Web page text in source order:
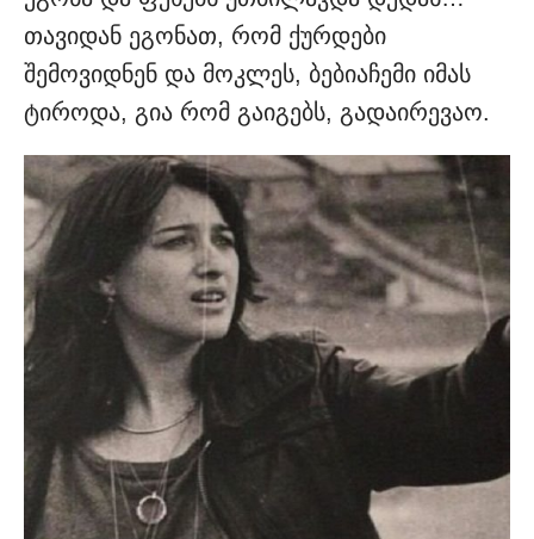
თავიდან ეგონათ, რომ ქუ­რდები
შემოვიდნენ და მოკლეს, ბებიაჩემი იმას
ტიროდა, გია რომ გაიგებს, გადაირევაო.